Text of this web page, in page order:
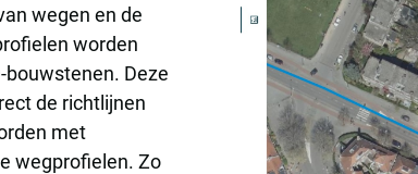
wegen en de
worden
Deze
de richtlijnen
met
wegprofielen. Zo